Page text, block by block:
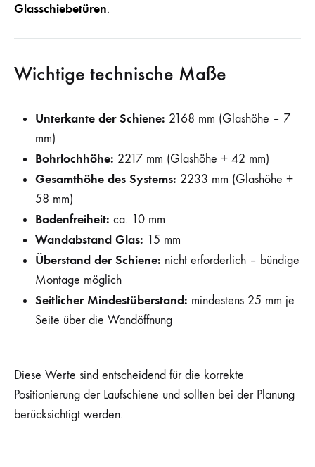
Glasschiebetüren.
Wichtige technische Maße
Unterkante der Schiene: 2168 mm (Glashöhe – 7
mm)
Bohrlochhöhe: 2217 mm (Glashöhe + 42 mm)
Gesamthöhe des Systems: 2233 mm (Glashöhe +
58 mm)
Bodenfreiheit: ca. 10 mm
Wandabstand Glas: 15 mm
Überstand der Schiene: nicht erforderlich – bündige
Montage möglich
Seitlicher Mindestüberstand: mindestens 25 mm je
Seite über die Wandöffnung
Diese Werte sind entscheidend für die korrekte
Positionierung der Laufschiene und sollten bei der Planung
berücksichtigt werden.